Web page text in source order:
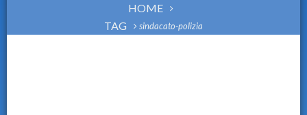
HOME
TAG
sindacato-polizia